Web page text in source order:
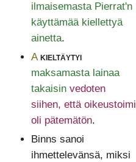
ilmaisemasta Pierrat'n
käyttämää kiellettyä
ainetta.
A kieltäytyi
maksamasta lainaa
takaisin vedoten
siihen, että oikeustoimi
oli pätemätön.
Binns sanoi
ihmettelevänsä, miksi